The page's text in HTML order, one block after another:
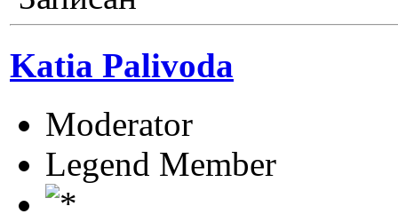
Katia Palivoda
Moderator
Legend Member